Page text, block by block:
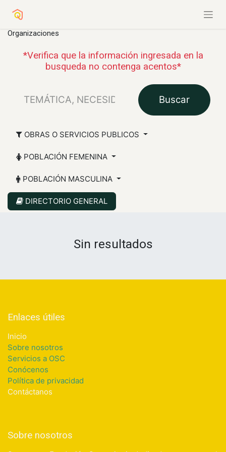
Organizaciones
*Verifica que la información ingresada en la
busqueda no contenga acentos*
Buscar
OBRAS O SERVICIOS PUBLICOS
POBLACIÓN FEMENINA
POBLACIÓN MASCULINA
DIRECTORIO GENERAL
Sin resultados
Enlaces útiles
Inicio
Sobre nosotros
Servicios a OSC
Conócenos
Política de privacidad
Contáctanos
Sobre nosotros